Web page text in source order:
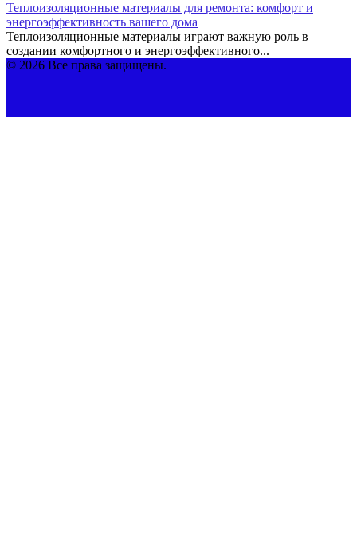
Теплоизоляционные материалы для ремонта: комфорт и
энергоэффективность вашего дома
Теплоизоляционные материалы играют важную роль в
создании комфортного и энергоэффективного...
© 2026 Все права защищены.